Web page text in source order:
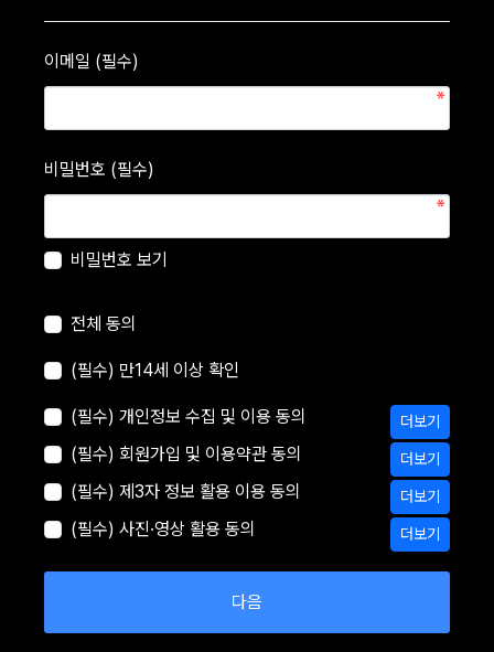
이메일 (필수)
비밀번호 (필수)
비밀번호 보기
전체 동의
(필수) 만14세 이상 확인
(필수) 개인정보 수집 및 이용 동의 더보기
(필수) 회원가입 및 이용약관 동의 더보기
(필수) 제3자 정보 활용 이용 동의 더보기
(필수) 사진·영상 활용 동의 더보기
다음